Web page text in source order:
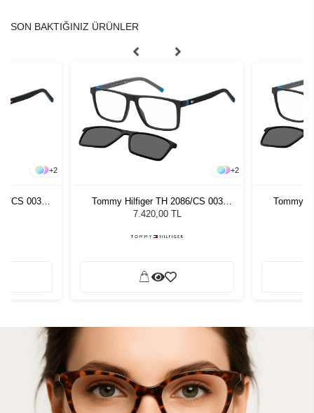
SON BAKTIĞINIZ ÜRÜNLER
+2
CS 003
+2
Tommy Hilfiger TH 2086/CS 003
Erkek Güneş Gözlüğü
7.420,00 TL
Tommy